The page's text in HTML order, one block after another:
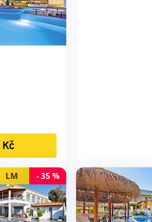
Kč
LM -35 %